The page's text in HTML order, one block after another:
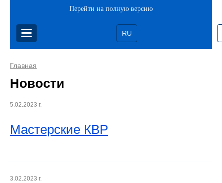
Перейти на полную версию
RU
Главная
Новости
5.02.2023 г.
Мастерские КВР
3.02.2023 г.